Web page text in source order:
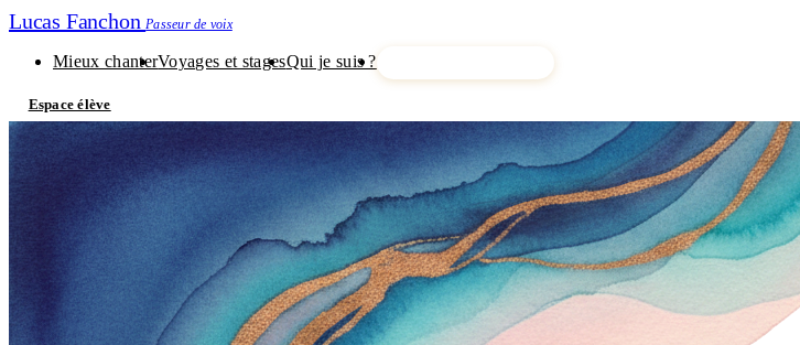
Lucas Fanchon Passeur de voix
Mieux chanterVoyages et stagesQui je suis ?
Espace élève